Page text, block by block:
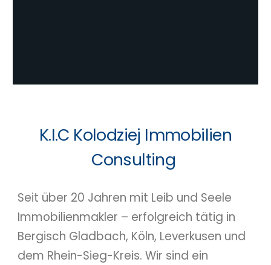
K.I.C Kolodziej Immobilien
Consulting
Seit über 20 Jahren mit Leib und Seele
Immobilienmakler – erfolgreich tätig in
Bergisch Gladbach, Köln, Leverkusen und
dem Rhein-Sieg-Kreis. Wir sind ein